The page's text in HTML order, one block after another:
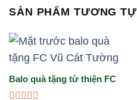
SẢN PHẨM TƯƠNG TỰ
Balo quà tặng từ thiện FC
Vũ Cát Tường